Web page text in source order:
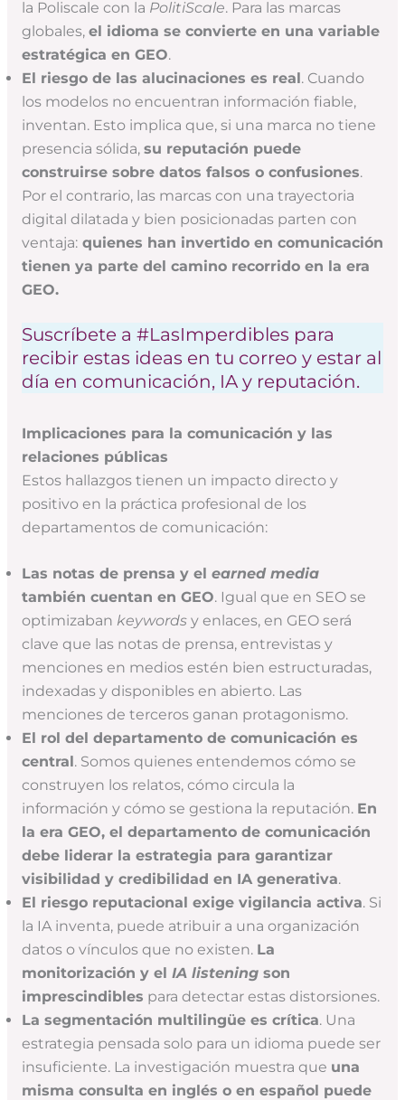
la Poliscale con la PolitiScale. Para las marcas
globales, el idioma se convierte en una variable
estratégica en GEO.
El riesgo de las alucinaciones es real. Cuando
los modelos no encuentran información fiable,
inventan. Esto implica que, si una marca no tiene
presencia sólida, su reputación puede
construirse sobre datos falsos o confusiones.
Por el contrario, las marcas con una trayectoria
digital dilatada y bien posicionadas parten con
ventaja:quienes han invertido en comunicación
tienen ya parte del camino recorrido en la era
GEO.
Suscríbete a #LasImperdibles para
recibir estas ideas en tu correo y estar al
día en comunicación, IA y reputación.
Implicaciones para la comunicación y las
relaciones públicas
Estos hallazgos tienen un impacto directo y
positivo en la práctica profesional de los
departamentos de comunicación:
Las notas de prensa y el earned media
también cuentan en GEO. Igual que en SEO se
optimizaban keywordsy enlaces, en GEO será
clave que las notas de prensa, entrevistas y
menciones en medios estén bien estructuradas,
indexadas y disponibles en abierto. Las
menciones de terceros ganan protagonismo.
El rol del departamento de comunicación es
central. Somos quienes entendemos cómo se
construyen los relatos, cómo circula la
información y cómo se gestiona la reputación. En
la era GEO, el departamento de comunicación
debe liderar la estrategia para garantizar
visibilidad y credibilidad en IA generativa.
El riesgo reputacional exige vigilancia activa. Si
la IA inventa, puede atribuir a una organización
datos o vínculos que no existen. La
monitorización y el IA listening son
imprescindibles para detectar estas distorsiones.
La segmentación multilingüe es crítica. Una
estrategia pensada solo para un idioma puede ser
insuficiente. La investigación muestra que una
misma consulta en inglés o en español puede